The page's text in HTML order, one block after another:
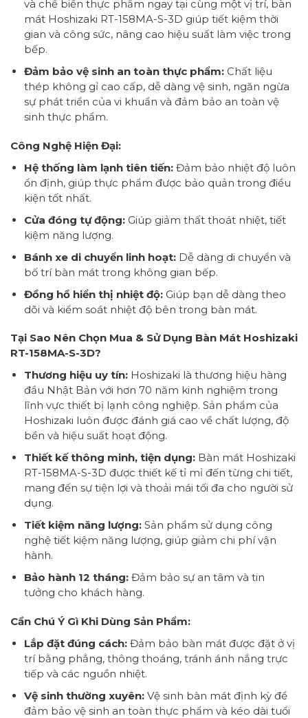
và chế biến thực phẩm ngay tại cùng một vị trí, bàn
mát Hoshizaki RT-158MA-S-3D giúp tiết kiệm thời
gian và công sức, nâng cao hiệu suất làm việc trong
bếp.
Đảm bảo vệ sinh an toàn thực phẩm:Chất liệu
thép không gỉ cao cấp, dễ dàng vệ sinh, ngăn ngừa
sự phát triển của vi khuẩn và đảm bảo an toàn vệ
sinh thực phẩm.
Công Nghệ Hiện Đại:
Hệ thống làm lạnh tiên tiến:Đảm bảo nhiệt độ luôn
ổn định, giúp thực phẩm được bảo quản trong điều
kiện tốt nhất.
Cửa đóng tự động:Giúp giảm thất thoát nhiệt, tiết
kiệm năng lượng.
Bánh xe di chuyển linh hoạt:Dễ dàng di chuyển và
bố trí bàn mát trong không gian bếp.
Đồng hồ hiển thị nhiệt độ:Giúp bạn dễ dàng theo
dõi và kiểm soát nhiệt độ bên trong bàn mát.
Tại Sao Nên Chọn Mua & Sử Dụng Bàn Mát Hoshizaki
RT-158MA-S-3D?
Thương hiệu uy tín:Hoshizaki là thương hiệu hàng
đầu Nhật Bản với hơn 70 năm kinh nghiệm trong
lĩnh vực thiết bị lạnh công nghiệp. Sản phẩm của
Hoshizaki luôn được đánh giá cao về chất lượng, độ
bền và hiệu suất hoạt động.
Thiết kế thông minh, tiện dụng:Bàn mát Hoshizaki
RT-158MA-S-3D được thiết kế tỉ mỉ đến từng chi tiết,
mang đến sự tiện lợi và thoải mái tối đa cho người sử
dụng.
Tiết kiệm năng lượng:Sản phẩm sử dụng công
nghệ tiết kiệm năng lượng, giúp giảm chi phí vận
hành.
Bảo hành 12 tháng:Đảm bảo sự an tâm và tin
tưởng cho khách hàng.
Cần Chú Ý Gì Khi Dùng Sản Phẩm:
Lắp đặt đúng cách:Đảm bảo bàn mát được đặt ở vị
trí bằng phẳng, thông thoáng, tránh ánh nắng trực
tiếp và các nguồn nhiệt.
Vệ sinh thường xuyên:Vệ sinh bàn mát định kỳ để
đảm bảo vệ sinh an toàn thực phẩm và kéo dài tuổi